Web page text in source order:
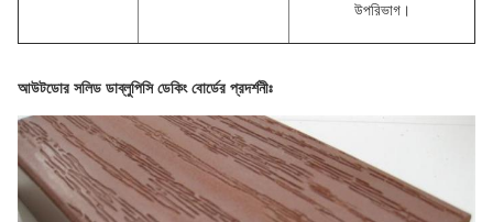
উপরিভাগ।
আউটডোর সলিড ডাব্লুপিসি ডেকিং বোর্ডের প্রদর্শনীঃ